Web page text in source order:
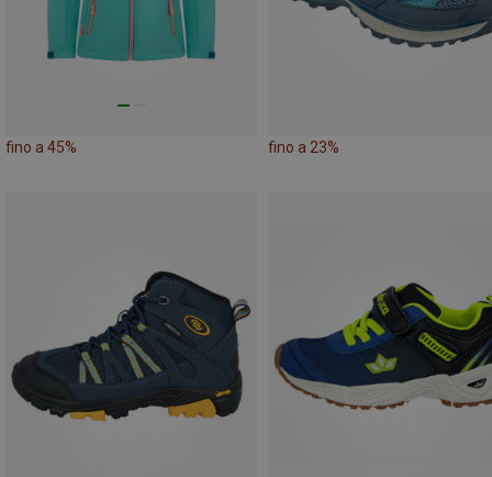
fino a 45% fino a 23%